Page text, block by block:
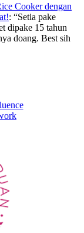
Cooker dengan
: “Setia pake
dipake 15 tahun
doang. Best sih